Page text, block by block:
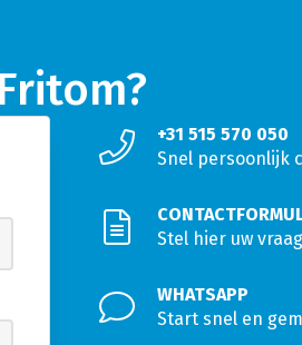
+31 515 570 050
Snel persoonlijk
Stel hier uw vraag
WHATSAPP
Start snel en